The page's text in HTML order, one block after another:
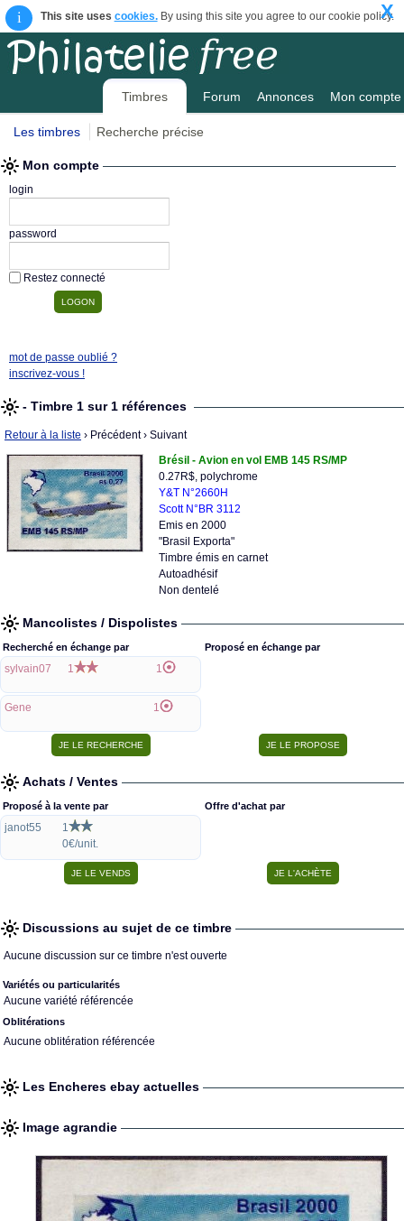
i This site uses cookies.By using this site you agree to our cookie policy.
X
Timbres Forum Annonces Mon compte
Les timbres Recherche précise
Mon compte
login
password
Restez connecté
mot de passe oublié ?
inscrivez-vous !
- Timbre 1 sur 1 références
Retour à la liste › Précédent› Suivant
Brésil - Avion en vol EMB 145 RS/MP
0.27R$, polychrome
Y&T N°2660H
Scott N°BR 3112
Emis en 2000
"Brasil Exporta"
Timbre émis en carnet
Autoadhésif
Non dentelé
Mancolistes / Dispolistes
Recherché en échange par
sylvain07 1 1
Gene 1
Proposé en échange par
Achats / Ventes
Proposé à la vente par
janot55
1
0€/unit.
Offre d'achat par
Discussions au sujet de ce timbre
Aucune discussion sur ce timbre n'est ouverte
Variétés ou particularités
Aucune variété référencée
Oblitérations
Aucune oblitération référencée
Les Encheres ebay actuelles
Image agrandie